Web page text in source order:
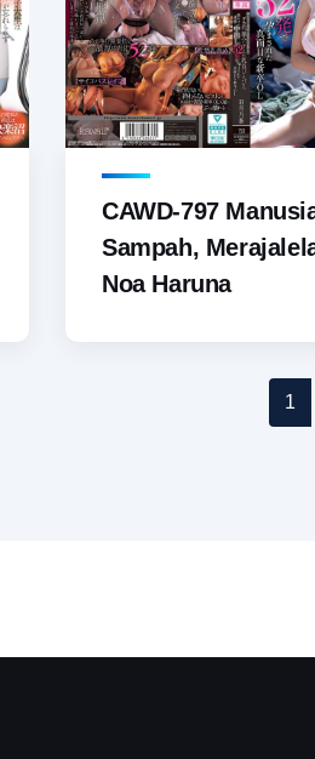
CAWD-797
Sampah,
Noa Haruna
1